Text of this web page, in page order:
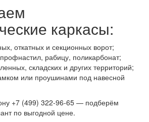
каркасы:
откатных и секционных ворот;
рабицу, поликарбонат;
складских и других территорий;
или проушинами под навесной
+7 (499) 322-96-65 — подберём
по выгодной цене.